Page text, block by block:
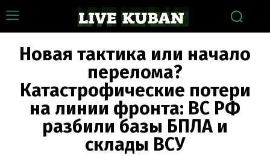
Новая тактика или начало
перелома?
Катастрофические потери
на линии фронта: ВС РФ
разбили базы БПЛА и
склады ВСУ